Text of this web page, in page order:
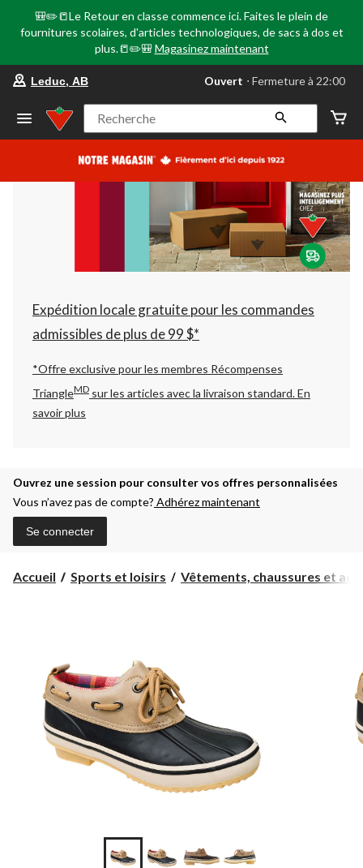
🎒✏️📒Le Retour en classe commence ici. Faites le plein de
fournitures scolaires, d'articles technologiques, de sacs à dos et
plus.📒✏️🎒 Magasinez maintenant
votre
préféré
Leduc,
AB,
courament
Fermeture
à
22:00
cliquer
pour
changer
Leduc, AB Ouvert ⋅ Fermeture à 22:00
Recherche
Expédition locale gratuite pour les commandes
admissibles de plus de 99 $*
*Offre exclusive pour les membres Récompenses
TriangleMD sur les articles avec la livraison standard.En
savoir plus
Ouvrez une session pour consulter vos offres personnalisées
Vous n’avez pas de compte? Adhérez maintenant
Se connecter
Accueil Sports et loisirs Vêtements, chaussures et